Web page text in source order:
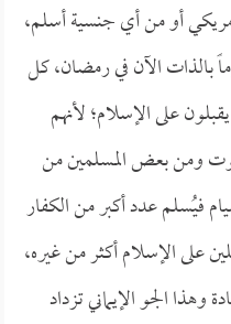
أو من أي جنسية أسلم،
بالذات الآن في رمضان، كل
على الإسلام؛ لأنهم
ومن بعض المسلمين من
فيُسلم عدد أكبر من الكفار
على الإسلام أكثر من غيره،
وهذا الجو الإيماني تزداد